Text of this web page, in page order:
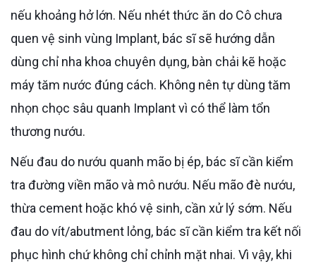
nếu khoảng hở lớn. Nếu nhét thức ăn do Cô chưa
quen vệ sinh vùng Implant, bác sĩ sẽ hướng dẫn
dùng chỉ nha khoa chuyên dụng, bàn chải kẽ hoặc
máy tăm nước đúng cách. Không nên tự dùng tăm
nhọn chọc sâu quanh Implant vì có thể làm tổn
thương nướu.
Nếu đau do nướu quanh mão bị ép, bác sĩ cần kiểm
tra đường viền mão và mô nướu. Nếu mão đè nướu,
thừa cement hoặc khó vệ sinh, cần xử lý sớm. Nếu
đau do vít/abutment lỏng, bác sĩ cần kiểm tra kết nối
phục hình chứ không chỉ chỉnh mặt nhai. Vì vậy, khi